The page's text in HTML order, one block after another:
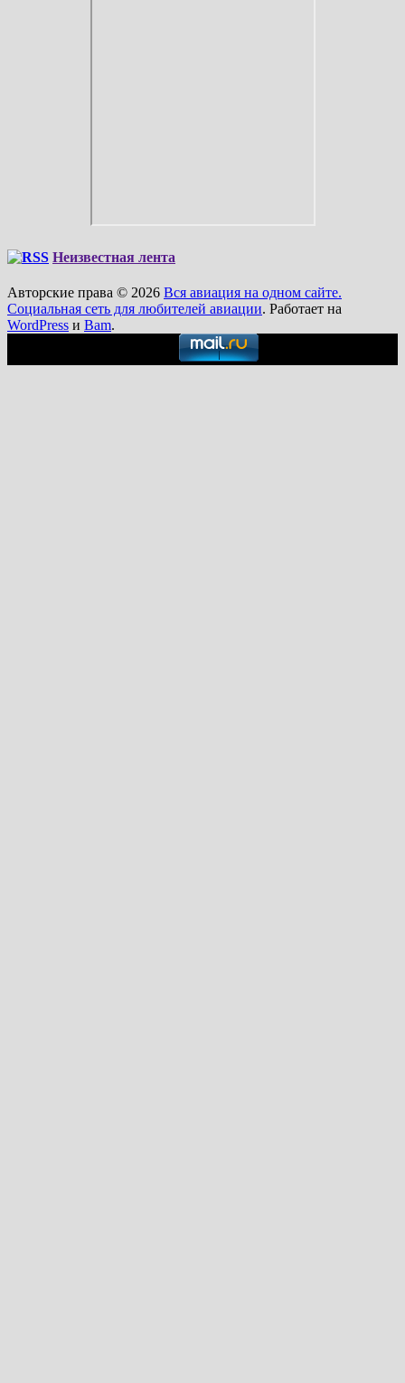
Неизвестная лента
Авторские права © 2026 Вся авиация на одном сайте.
Социальная сеть для любителей авиации. Работает на
WordPress и Bam.